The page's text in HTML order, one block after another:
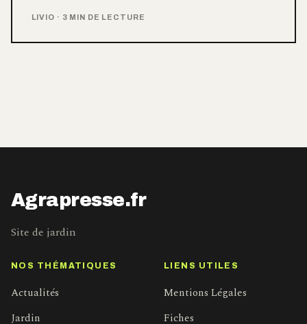
LIVIO · 3 MIN DE LECTURE
Agrapresse.fr
Site de jardin
NOS THÉMATIQUES
Actualités
Jardin
LIENS UTILES
Mentions Légales
Fiches